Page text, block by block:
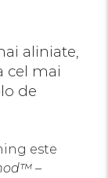
aliniate,
cel mai
de
este
–